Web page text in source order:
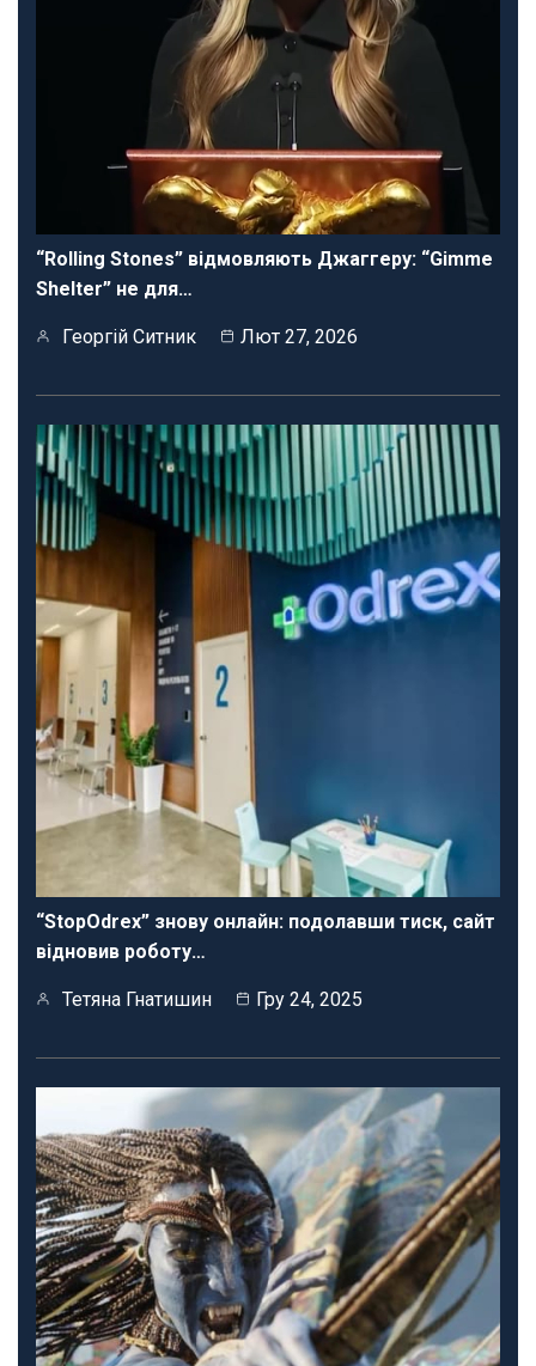
“Rolling Stones” відмовляють Джаггеру: “Gimme
Shelter” не для…
Георгій Ситник Лют 27, 2026
“StopOdrex” знову онлайн: подолавши тиск, сайт
відновив роботу…
Тетяна Гнатишин Гру 24, 2025